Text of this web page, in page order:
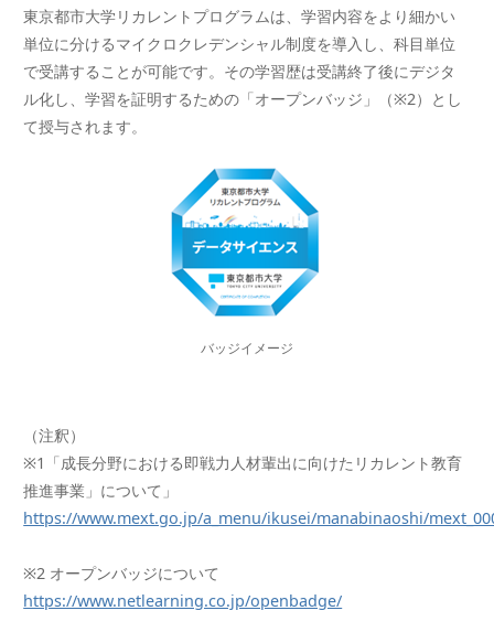
東京都市大学リカレントプログラムは、学習内容をより細かい
単位に分けるマイクロクレデンシャル制度を導入し、科目単位
で受講することが可能です。その学習歴は受講終了後にデジタ
ル化し、学習を証明するための「オープンバッジ」（※2）とし
て授与されます。
バッジイメージ
（注釈）
※1「成長分野における即戦力人材輩出に向けたリカレント教育
推進事業」について」
https://www.mext.go.jp/a_menu/ikusei/manabinaoshi/
※2 オープンバッジについて
https://www.netlearning.co.jp/openbadge/